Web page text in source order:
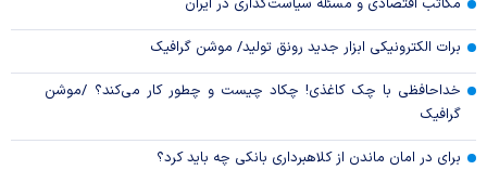
مکاتب اقتصادی و مسئله سیاست‌گذاری در ایران
برات الکترونیکی ابزار جدید رونق تولید/ موشن گرافیک
خداحافظی با چک کاغذی! چکاد چیست و چطور کار می‌کند؟ /موشن
گرافیک
برای در امان ماندن از کلاهبرداری بانکی چه باید کرد؟